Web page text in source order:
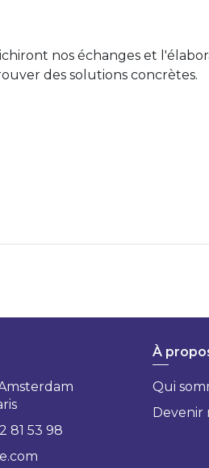
nos échanges et
des solutions concrètes.
81 53 98
À
Qui
Devenir